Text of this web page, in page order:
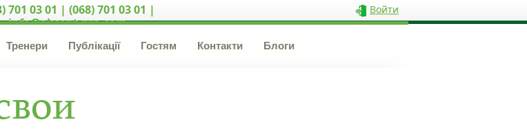
701 03 01 | (068) 701 03 01 |
info@akcent-pro.com
Войти
Тренери Публікації Гостям Контакти Блоги